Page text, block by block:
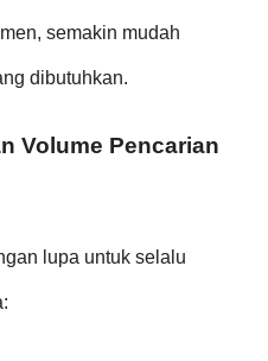
semakin mudah
dibutuhkan.
Volume Pencarian
lupa untuk selalu